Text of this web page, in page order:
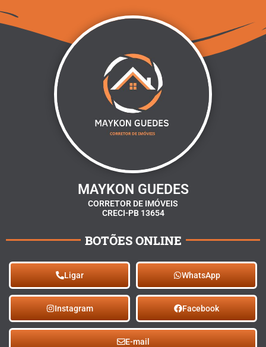
MAYKON GUEDES
CORRETOR DE IMÓVEIS
CRECI-PB 13654
BOTÕES ONLINE
Ligar WhatsApp
Instagram Facebook
E-mail